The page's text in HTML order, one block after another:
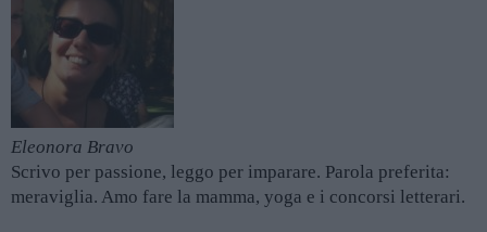
Eleonora Bravo
Scrivo per passione, leggo per imparare. Parola preferita:
meraviglia. Amo fare la mamma, yoga e i concorsi letterari.